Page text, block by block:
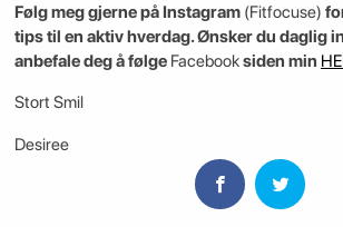
Følg meg gjerne på Instagram (Fitfocuse)
tips til en aktiv hverdag. Ønsker du daglig
anbefale deg å følge Facebooksiden min
Stort Smil
Desiree